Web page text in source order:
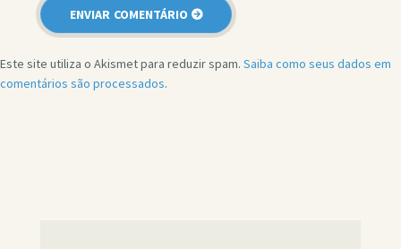
Este site utiliza o Akismet para reduzir spam. Saiba como seus dados em
comentários são processados.